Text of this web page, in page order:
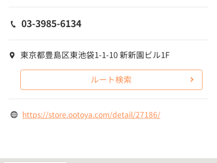
03-3985-6134
東京都豊島区東池袋1-1-10 新新園ビル1F
ルート検索
https://store.ootoya.com/detail/27186/